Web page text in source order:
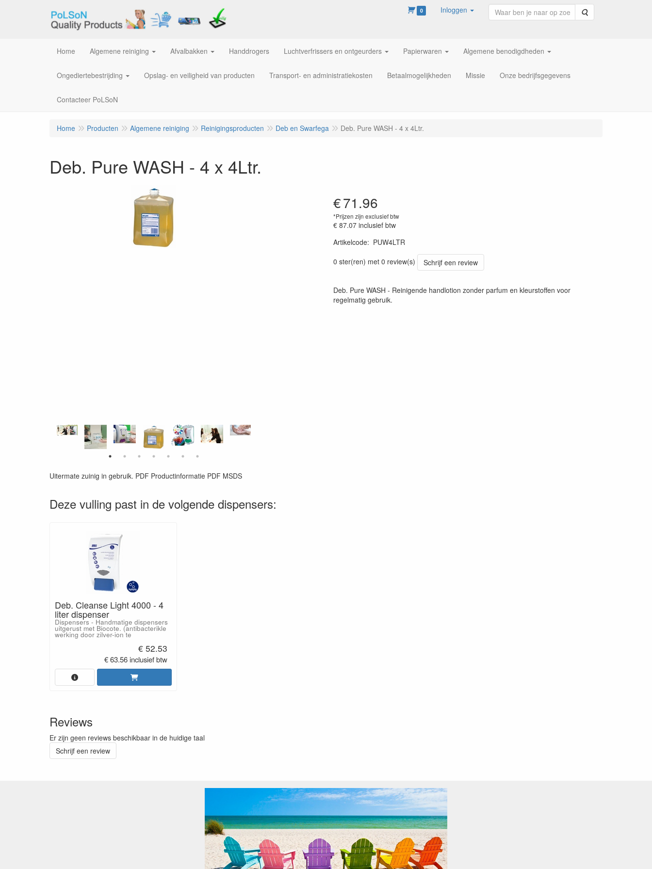
0 Inloggen Zoeken
Home Algemene reiniging Afvalbakken Handdrogers Luchtverfrissers en ontgeurders Papierwaren Algemene benodigdheden
Ongediertebestrijding Opslag- en veiligheid van producten Transport- en administratiekosten Betaalmogelijkheden Missie Onze bedrijfsgegevens
Contacteer PoLSoN
Home Producten Algemene reiniging Reinigingsproducten Deb en Swarfega Deb. Pure WASH - 4 x 4Ltr.
Deb. Pure WASH - 4 x 4Ltr.
€71.96
*Prijzen zijn exclusief btw
€ 87.07 inclusief btw
Artikelcode: PUW4LTR
0 ster(ren) met 0 review(s)
Schrijf een review
Deb. Pure WASH - Reinigende handlotion zonder parfum en kleurstoffen voor
regelmatig gebruik.
Uitermate zuinig in gebruik. PDF Productinformatie PDF MSDS
Deze vulling past in de volgende dispensers:
Deb. Cleanse Light 4000 - 4
liter dispenser
Dispensers - Handmatige dispensers
uitgerust met Biocote. (antibacterikle
werking door zilver-ion te
€ 52.53
€ 63.56 inclusief btw
Reviews
Er zijn geen reviews beschikbaar in de huidige taal
Schrijf een review